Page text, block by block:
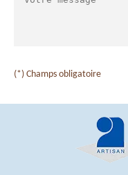
(*) Champs obligatoire